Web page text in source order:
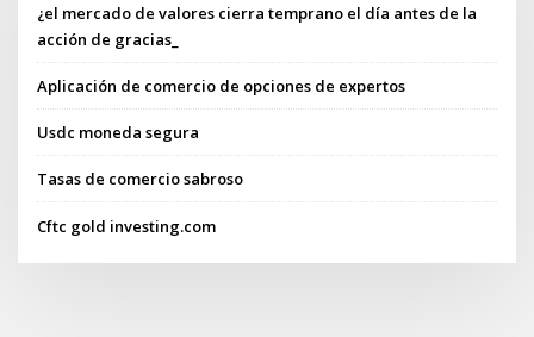
¿el mercado de valores cierra temprano el día antes de la
acción de gracias_
Aplicación de comercio de opciones de expertos
Usdc moneda segura
Tasas de comercio sabroso
Cftc gold investing.com